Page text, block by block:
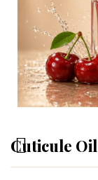
Cuticule